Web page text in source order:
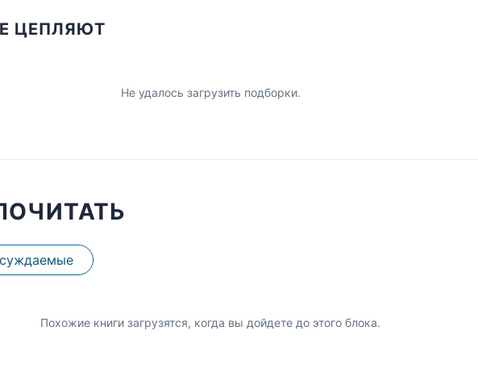
ЦЕПЛЯЮТ
Не удалось загрузить подборки.
Похожие книги загрузятся, когда вы дойдете до этого блока.